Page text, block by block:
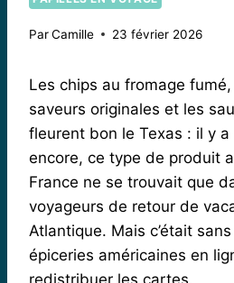
ParCamille 23 février 2026
Les chips au fromage
saveurs originales et les
fleurent bon le Texas : il y
encore, ce type de produit
France ne se trouvait que
voyageurs de retour de
Atlantique. Mais c’était
épiceries américaines en
redistribuer les cartes.